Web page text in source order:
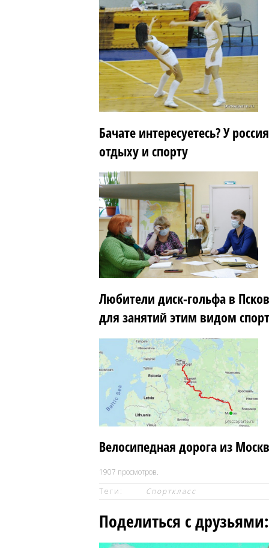
Бачате интересуетесь? У
отдыху и спорту
Любители диск-гольфа в
для занятий этим видом
Велосипедная дорога из
1907 просмотров.
Теги:
Спорткласс
Поделиться с друзьями: